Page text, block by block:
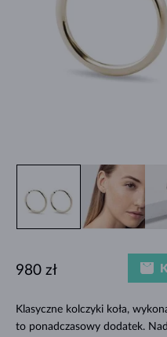
Klasyczne kolczyki koła,
to ponadczasowy dodatek.
980 zł